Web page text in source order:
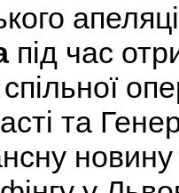
під час
та